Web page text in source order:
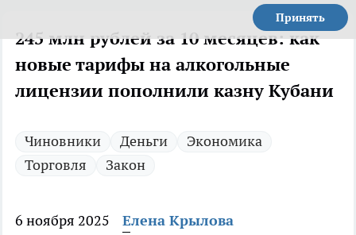
Принять
245 млн рублей за 10 месяцев: как
новые тарифы на алкогольные
лицензии пополнили казну Кубани
Чиновники Деньги
Экономика
Торговля
Закон
6 ноября 2025
Елена Крылова